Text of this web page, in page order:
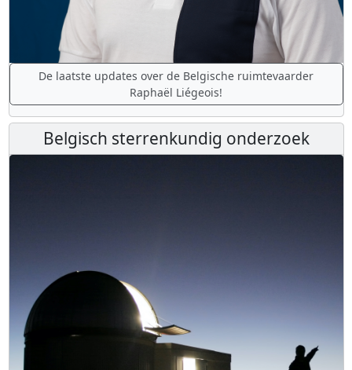
De laatste updates over de Belgische ruimtevaarder
Raphaël Liégeois!
Belgisch sterrenkundig onderzoek